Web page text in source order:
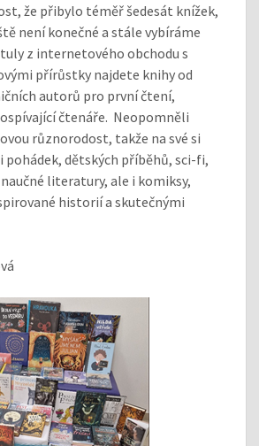
že přibylo téměř šedesát knížek,
není konečné a stále vybíráme
z internetového obchodu s
přírůstky najdete knihy od
autorů pro první čtení,
čtenáře. Neopomněli
různorodost, takže na své si
dětských příběhů, sci-fi,
literatury, ale i komiksy,
historií a skutečnými